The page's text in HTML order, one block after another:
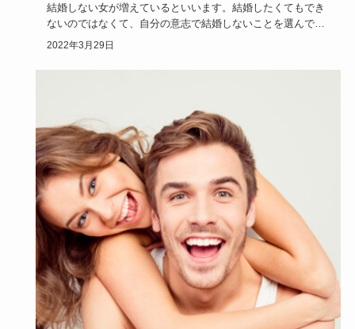
結婚しない女が増えているといいます。結婚したくてもでき
ないのではなくて、自分の意志で結婚しないことを選んでい
る女性はいった…
2022年3月29日